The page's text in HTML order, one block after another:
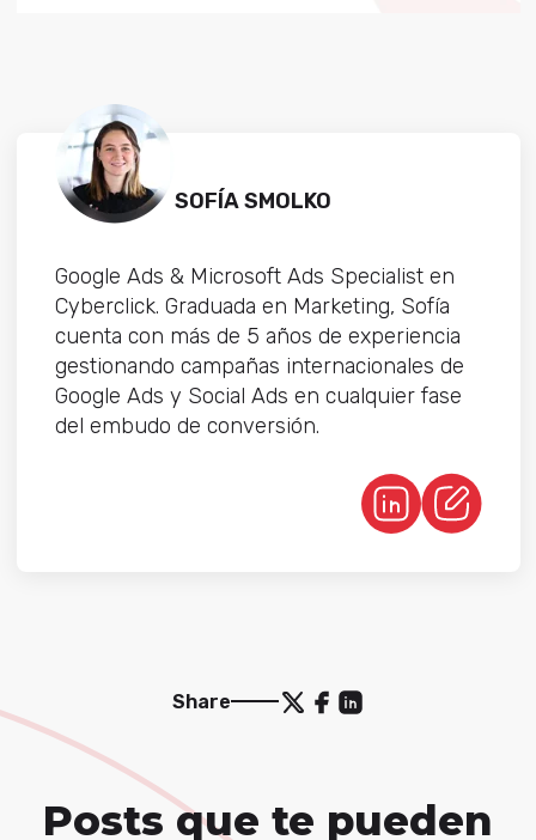
SOFÍA SMOLKO
Google Ads & Microsoft Ads Specialist en
Cyberclick. Graduada en Marketing, Sofía
cuenta con más de 5 años de experiencia
gestionando campañas internacionales de
Google Ads y Social Ads en cualquier fase
del embudo de conversión.
Share
Posts que te pueden